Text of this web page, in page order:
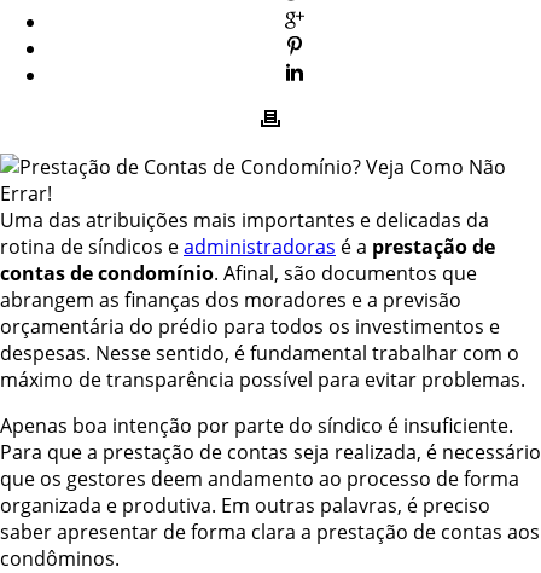
Uma das atribuições mais importantes e delicadas da
rotina de síndicos eadministradoras é a prestação de
contas de condomínio. Afinal, são documentos que
abrangem as finanças dos moradores e a previsão
orçamentária do prédio para todos os investimentos e
despesas. Nesse sentido, é fundamental trabalhar com o
máximo de transparência possível para evitar problemas.
Apenas boa intenção por parte do síndico é insuficiente.
Para que a prestação de contas seja realizada, é necessário
que os gestores deem andamento ao processo de forma
organizada e produtiva. Em outras palavras, é preciso
saber apresentar de forma clara a prestação de contas aos
condôminos.